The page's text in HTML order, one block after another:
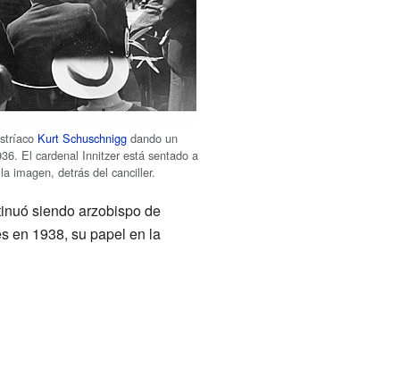
Kurt Schuschnigg dando un
El cardenal Innitzer está sentado a
imagen, detrás del canciller.
siendo arzobispo de
en 1938, su papel en la